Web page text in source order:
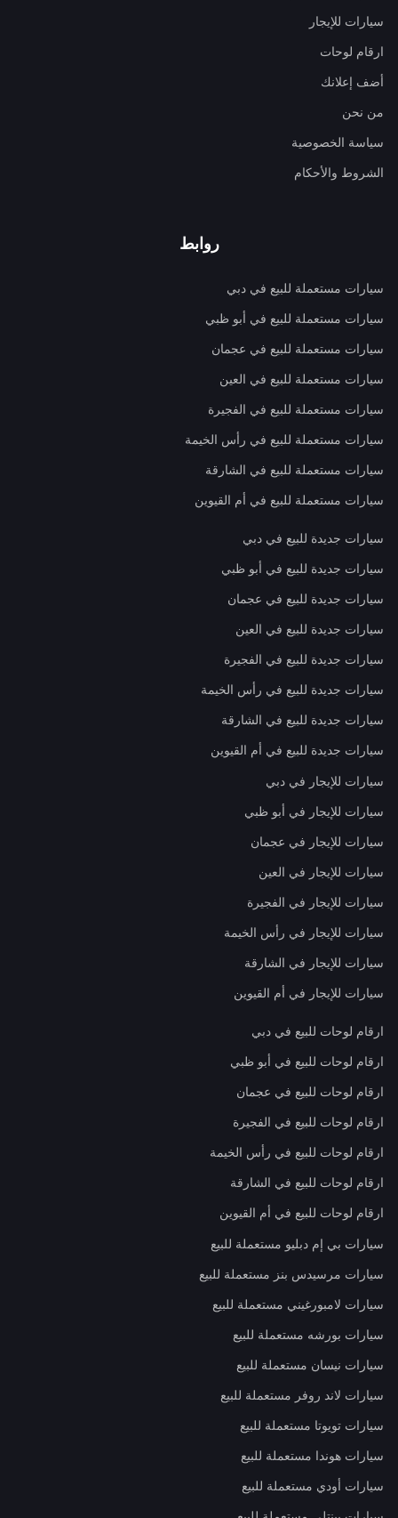
سيارات للإيجار
ارقام لوحات
أضف إعلانك
من نحن
سياسة الخصوصية
الشروط والأحكام
روابط
سيارات مستعملة للبيع في دبي
سيارات مستعملة للبيع في أبو ظبي
سيارات مستعملة للبيع في عجمان
سيارات مستعملة للبيع في العين
سيارات مستعملة للبيع في الفجيرة
سيارات مستعملة للبيع في رأس الخيمة
سيارات مستعملة للبيع في الشارقة
سيارات مستعملة للبيع في أم القيوين
سيارات جديدة للبيع في دبي
سيارات جديدة للبيع في أبو ظبي
سيارات جديدة للبيع في عجمان
سيارات جديدة للبيع في العين
سيارات جديدة للبيع في الفجيرة
سيارات جديدة للبيع في رأس الخيمة
سيارات جديدة للبيع في الشارقة
سيارات جديدة للبيع في أم القيوين
سيارات للإيجار في دبي
سيارات للإيجار في أبو ظبي
سيارات للإيجار في عجمان
سيارات للإيجار في العين
سيارات للإيجار في الفجيرة
سيارات للإيجار في رأس الخيمة
سيارات للإيجار في الشارقة
سيارات للإيجار في أم القيوين
ارقام لوحات للبيع في دبي
ارقام لوحات للبيع في أبو ظبي
ارقام لوحات للبيع في عجمان
ارقام لوحات للبيع في الفجيرة
ارقام لوحات للبيع في رأس الخيمة
ارقام لوحات للبيع في الشارقة
ارقام لوحات للبيع في أم القيوين
سيارات بي إم دبليو مستعملة للبيع
سيارات مرسيدس بنز مستعملة للبيع
سيارات لامبورغيني مستعملة للبيع
سيارات بورشه مستعملة للبيع
سيارات نيسان مستعملة للبيع
سيارات لاند روفر مستعملة للبيع
سيارات تويوتا مستعملة للبيع
سيارات هوندا مستعملة للبيع
سيارات أودي مستعملة للبيع